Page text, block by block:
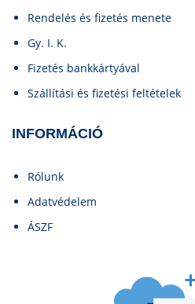
Rendelés és fizetés menete
Gy. I. K.
Fizetés bankkártyával
Szállítási és fizetési feltételek
INFORMÁCIÓ
Rólunk
Adatvédelem
ÁSZF